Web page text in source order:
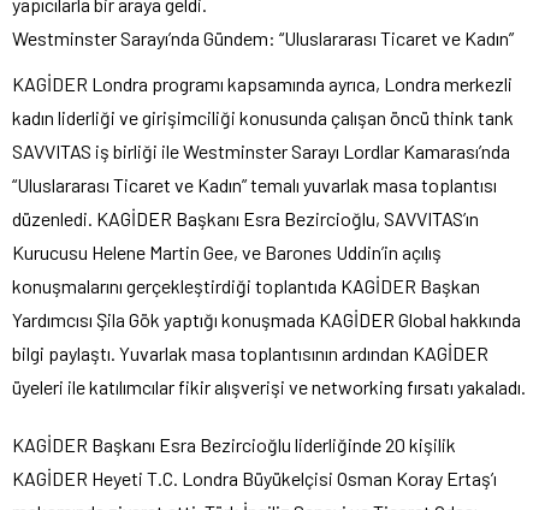
Westminster Sarayı’nda Gündem: “Uluslararası Ticaret ve Kadın”
KAGİDER Londra programı kapsamında ayrıca, Londra merkezli
kadın liderliği ve girişimciliği konusunda çalışan öncü think tank
SAVVITAS iş birliği ile Westminster Sarayı Lordlar Kamarası’nda
“Uluslararası Ticaret ve Kadın” temalı yuvarlak masa toplantısı
düzenledi. KAGİDER Başkanı Esra Bezircioğlu, SAVVITAS’ın
Kurucusu Helene Martin Gee, ve Barones Uddin’in açılış
konuşmalarını gerçekleştirdiği toplantıda KAGİDER Başkan
Yardımcısı Şila Gök yaptığı konuşmada KAGİDER Global hakkında
bilgi paylaştı. Yuvarlak masa toplantısının ardından KAGİDER
üyeleri ile katılımcılar fikir alışverişi ve networking fırsatı yakaladı.
KAGİDER Başkanı Esra Bezircioğlu liderliğinde 20 kişilik
KAGİDER Heyeti T.C. Londra Büyükelçisi Osman Koray Ertaş’ı